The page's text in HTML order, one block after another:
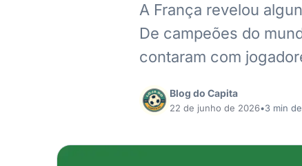
A França revelou
De campeões do
contaram com
Blog do Capita
22 de junho de 2026•3 min